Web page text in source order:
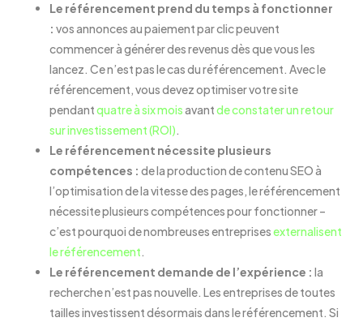
Le référencement prend du temps à fonctionner
: vos annonces au paiement par clic peuvent
commencer à générer des revenus dès que vous les
lancez. Ce n’est pas le cas du référencement. Avec le
référencement, vous devez optimiser votre site
pendantquatre à six moisavantde constater un retour
sur investissement (ROI).
Le référencement nécessite plusieurs
compétences : de la production de contenu SEO à
l’optimisation de la vitesse des pages, le référencement
nécessite plusieurs compétences pour fonctionner –
c’est pourquoi de nombreuses entreprisesexternalisent
le référencement.
Le référencement demande de l’expérience : la
recherche n’est pas nouvelle. Les entreprises de toutes
tailles investissent désormais dans le référencement. Si